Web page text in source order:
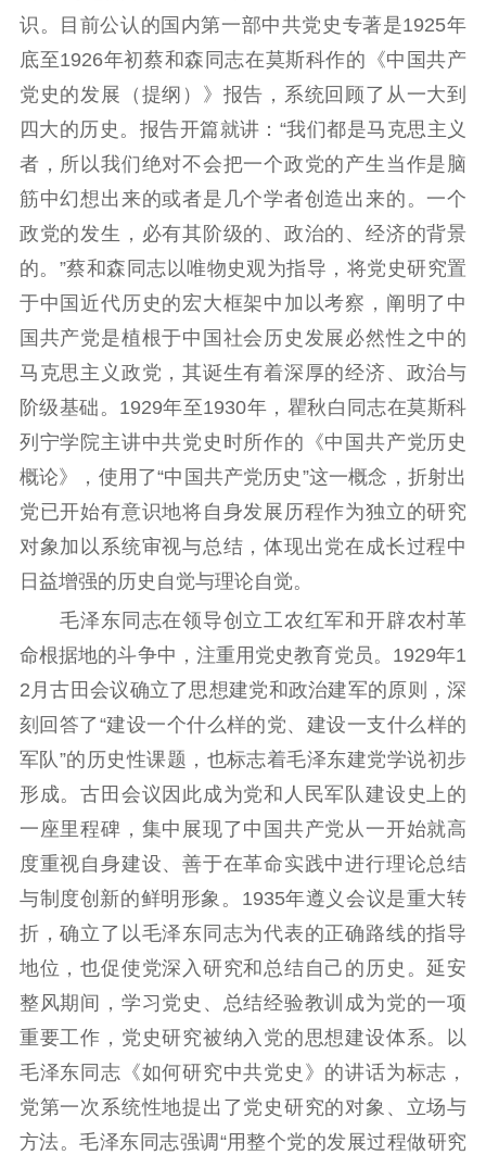
识。目前公认的国内第一部中共党史专著是1925年
底至1926年初蔡和森同志在莫斯科作的《中国共产
党史的发展（提纲）》报告，系统回顾了从一大到
四大的历史。报告开篇就讲：“我们都是马克思主义
者，所以我们绝对不会把一个政党的产生当作是脑
筋中幻想出来的或者是几个学者创造出来的。一个
政党的发生，必有其阶级的、政治的、经济的背景
的。”蔡和森同志以唯物史观为指导，将党史研究置
于中国近代历史的宏大框架中加以考察，阐明了中
国共产党是植根于中国社会历史发展必然性之中的
马克思主义政党，其诞生有着深厚的经济、政治与
阶级基础。1929年至1930年，瞿秋白同志在莫斯科
列宁学院主讲中共党史时所作的《中国共产党历史
概论》，使用了“中国共产党历史”这一概念，折射出
党已开始有意识地将自身发展历程作为独立的研究
对象加以系统审视与总结，体现出党在成长过程中
日益增强的历史自觉与理论自觉。
毛泽东同志在领导创立工农红军和开辟农村革
命根据地的斗争中，注重用党史教育党员。1929年1
2月古田会议确立了思想建党和政治建军的原则，深
刻回答了“建设一个什么样的党、建设一支什么样的
军队”的历史性课题，也标志着毛泽东建党学说初步
形成。古田会议因此成为党和人民军队建设史上的
一座里程碑，集中展现了中国共产党从一开始就高
度重视自身建设、善于在革命实践中进行理论总结
与制度创新的鲜明形象。1935年遵义会议是重大转
折，确立了以毛泽东同志为代表的正确路线的指导
地位，也促使党深入研究和总结自己的历史。延安
整风期间，学习党史、总结经验教训成为党的一项
重要工作，党史研究被纳入党的思想建设体系。以
毛泽东同志《如何研究中共党史》的讲话为标志，
党第一次系统性地提出了党史研究的对象、立场与
方法。毛泽东同志强调“用整个党的发展过程做研究